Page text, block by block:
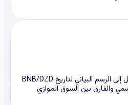
اعكس اتجاه التحويل أو انتقل إلى الرسم البياني لتاريخ BNB/DZD
والفارق بين السوق الموازي